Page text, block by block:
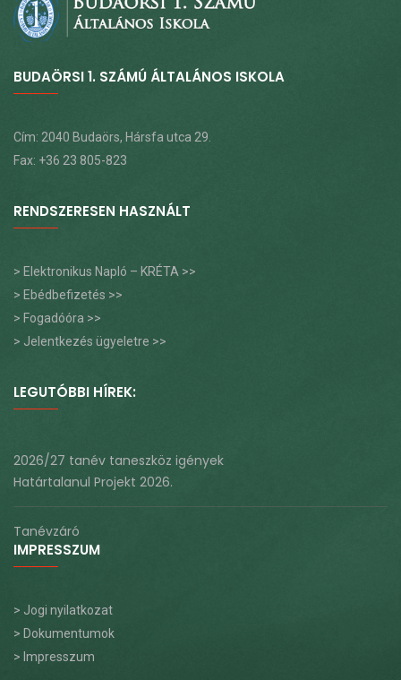
BUDAÖRSI 1. SZÁMÚ ÁLTALÁNOS ISKOLA
Cím: 2040 Budaörs, Hársfa utca 29.
Fax: +36 23 805-823
RENDSZERESEN HASZNÁLT
> Elektronikus Napló – KRÉTA >>
> Ebédbefizetés >>
> Fogadóóra >>
> Jelentkezés ügyeletre >>
LEGUTÓBBI HÍREK:
2026/27 tanév taneszköz igények
Határtalanul Projekt 2026.
Tanévzáró
IMPRESSZUM
> Jogi nyilatkozat
> Dokumentumok
> Impresszum